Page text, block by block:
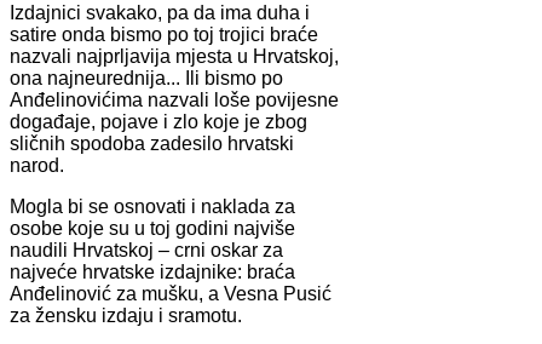
Izdajnici svakako, pa da ima duha i
satire onda bismo po toj trojici braće
nazvali najprljavija mjesta u Hrvatskoj,
ona najneurednija... Ili bismo po
Anđelinovićima nazvali loše povijesne
događaje, pojave i zlo koje je zbog
sličnih spodoba zadesilo hrvatski
narod.
Mogla bi se osnovati i naklada za
osobe koje su u toj godini najviše
naudili Hrvatskoj – crni oskar za
najveće hrvatske izdajnike: braća
Anđelinović za mušku, a Vesna Pusić
za žensku izdaju i sramotu.